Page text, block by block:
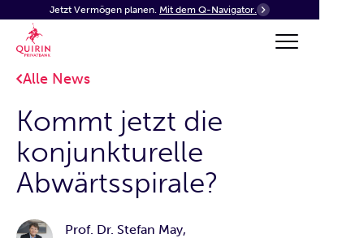
Jetzt Vermögen planen. Mit dem Q-Navigator.
Alle News
Kommt jetzt die
konjunkturelle
Abwärtsspirale?
Prof. Dr. Stefan May,